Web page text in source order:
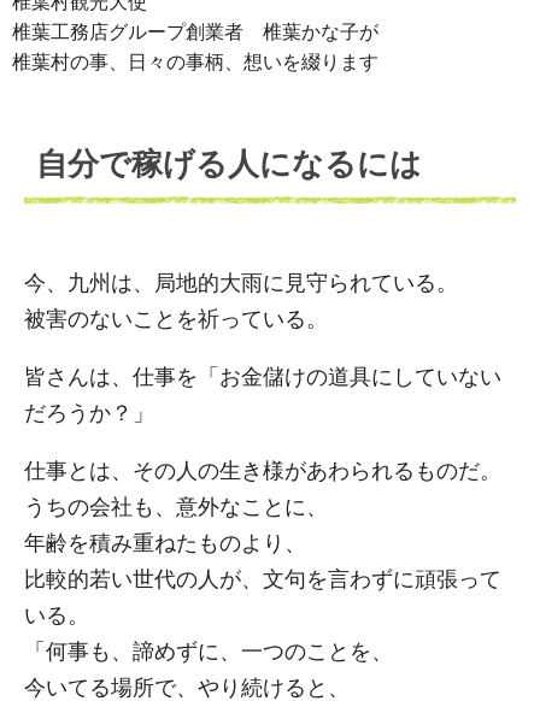
椎葉工務店グループ創業者 椎葉かな子が
椎葉村の事、日々の事柄、想いを綴ります
自分で稼げる人になるには
今、九州は、局地的大雨に見守られている。
被害のないことを祈っている。
皆さんは、仕事を「お金儲けの道具にしていない
だろうか？」
仕事とは、その人の生き様があわられるものだ。
うちの会社も、意外なことに、
年齢を積み重ねたものより、
比較的若い世代の人が、文句を言わずに頑張って
いる。
「何事も、諦めずに、一つのことを、
今いてる場所で、やり続けると、